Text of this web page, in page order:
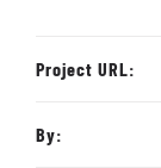
Project URL:
By: